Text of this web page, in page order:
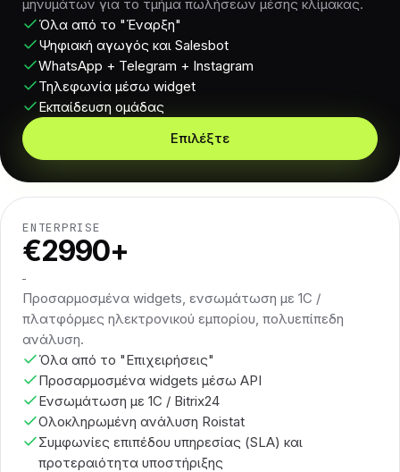
μηνυμάτων για το τμήμα πωλήσεων μέσης κλίμακας.
Όλα από το "Έναρξη"
Ψηφιακή αγωγός και Salesbot
WhatsApp + Telegram + Instagram
Τηλεφωνία μέσω widget
Εκπαίδευση ομάδας
Επιλέξτε
ENTERPRISE
€2990+
Προσαρμοσμένα widgets, ενσωμάτωση με 1C /
πλατφόρμες ηλεκτρονικού εμπορίου, πολυεπίπεδη
ανάλυση.
Όλα από το "Επιχειρήσεις"
Προσαρμοσμένα widgets μέσω API
Ενσωμάτωση με 1C / Bitrix24
Ολοκληρωμένη ανάλυση Roistat
Συμφωνίες επιπέδου υπηρεσίας (SLA) και
προτεραιότητα υποστήριξης